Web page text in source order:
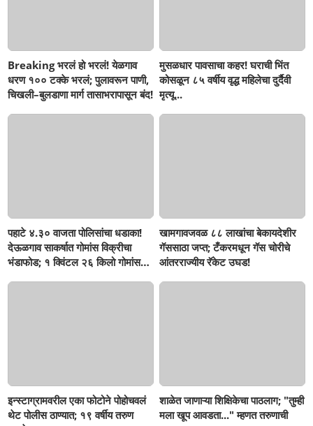
Breaking भरलं हो भरलं! येळगाव
धरण १०० टक्के भरलं; पुलावरून पाणी,
चिखली–बुलडाणा मार्ग तासाभरापासून बंद!
मुसळधार पावसाचा कहर! घराची भिंत
कोसळून ८५ वर्षीय वृद्ध महिलेचा दुर्दैवी
मृत्यू...
पहाटे ४.३० वाजता पोलिसांचा धडाका!
देऊळगाव साकर्षात गोमांस विक्रीचा
भंडाफोड; १ क्विंटल २६ किलो गोमांस
खामगावजवळ ८८ लाखांचा बेकायदेशीर
गॅससाठा जप्त; टँकरमधून गॅस चोरीचे
आंतरराज्यीय रॅकेट उघड!
इन्स्टाग्रामवरील एका फोटोने पोहोचवलं
थेट पोलीस ठाण्यात; १९ वर्षीय तरुण
शाळेत जाणाऱ्या शिक्षिकेचा पाठलाग; "तुम्ही
मला खूप आवडता..." म्हणत तरुणाची